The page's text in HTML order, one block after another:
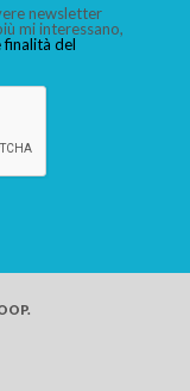
newsletter
mi interessano,
finalità del